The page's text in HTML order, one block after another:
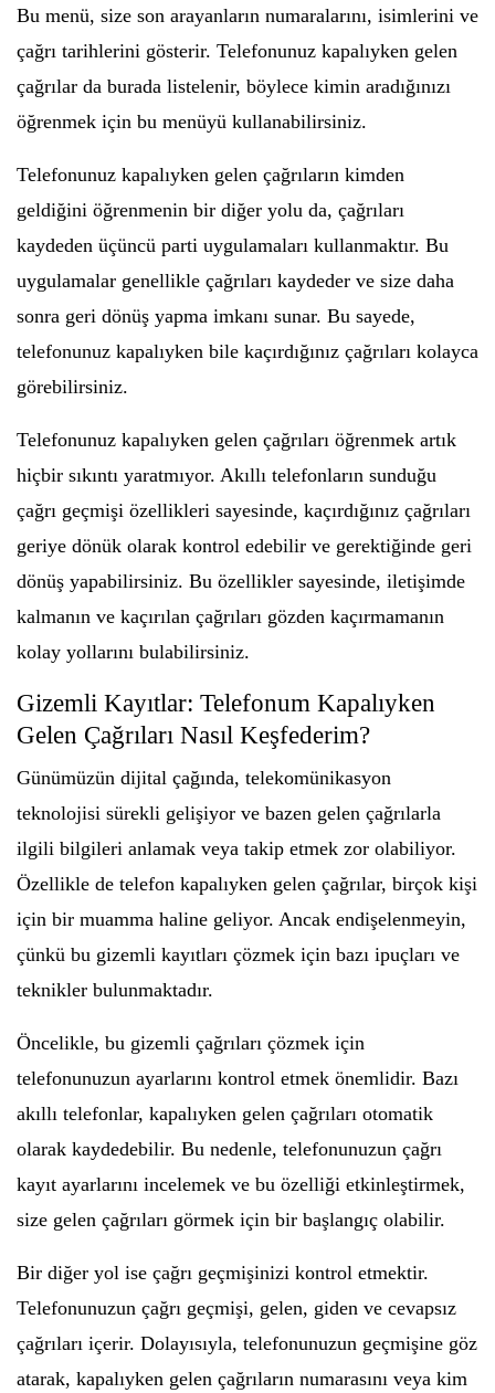
Bu menü, size son arayanların numaralarını, isimlerini ve
çağrı tarihlerini gösterir. Telefonunuz kapalıyken gelen
çağrılar da burada listelenir, böylece kimin aradığınızı
öğrenmek için bu menüyü kullanabilirsiniz.
Telefonunuz kapalıyken gelen çağrıların kimden
geldiğini öğrenmenin bir diğer yolu da, çağrıları
kaydeden üçüncü parti uygulamaları kullanmaktır. Bu
uygulamalar genellikle çağrıları kaydeder ve size daha
sonra geri dönüş yapma imkanı sunar. Bu sayede,
telefonunuz kapalıyken bile kaçırdığınız çağrıları kolayca
görebilirsiniz.
Telefonunuz kapalıyken gelen çağrıları öğrenmek artık
hiçbir sıkıntı yaratmıyor. Akıllı telefonların sunduğu
çağrı geçmişi özellikleri sayesinde, kaçırdığınız çağrıları
geriye dönük olarak kontrol edebilir ve gerektiğinde geri
dönüş yapabilirsiniz. Bu özellikler sayesinde, iletişimde
kalmanın ve kaçırılan çağrıları gözden kaçırmamanın
kolay yollarını bulabilirsiniz.
Gizemli Kayıtlar: Telefonum Kapalıyken
Gelen Çağrıları Nasıl Keşfederim?
Günümüzün dijital çağında, telekomünikasyon
teknolojisi sürekli gelişiyor ve bazen gelen çağrılarla
ilgili bilgileri anlamak veya takip etmek zor olabiliyor.
Özellikle de telefon kapalıyken gelen çağrılar, birçok kişi
için bir muamma haline geliyor. Ancak endişelenmeyin,
çünkü bu gizemli kayıtları çözmek için bazı ipuçları ve
teknikler bulunmaktadır.
Öncelikle, bu gizemli çağrıları çözmek için
telefonunuzun ayarlarını kontrol etmek önemlidir. Bazı
akıllı telefonlar, kapalıyken gelen çağrıları otomatik
olarak kaydedebilir. Bu nedenle, telefonunuzun çağrı
kayıt ayarlarını incelemek ve bu özelliği etkinleştirmek,
size gelen çağrıları görmek için bir başlangıç olabilir.
Bir diğer yol ise çağrı geçmişinizi kontrol etmektir.
Telefonunuzun çağrı geçmişi, gelen, giden ve cevapsız
çağrıları içerir. Dolayısıyla, telefonunuzun geçmişine göz
atarak, kapalıyken gelen çağrıların numarasını veya kim